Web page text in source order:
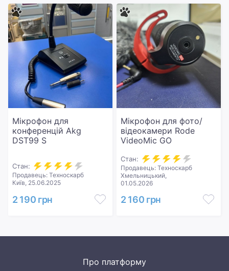
Мікрофон для
конференцій Akg
DST99 S
Стан:
Продавець: Техноскарб
Київ, 25.06.2025
2 190 грн
Мікрофон для фото/
відеокамери Rode
VideoMic GO
Стан:
Продавець: Техноскарб
Хмельницький,
01.05.2026
2 160 грн
Про платформу